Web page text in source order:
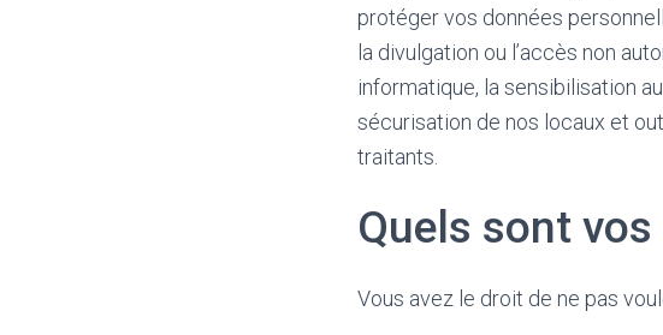
protéger vos données
la divulgation ou l’accès non
informatique, la sensibilisation
sécurisation de nos locaux et
traitants.
Quels sont
Vous avez le droit de ne pas